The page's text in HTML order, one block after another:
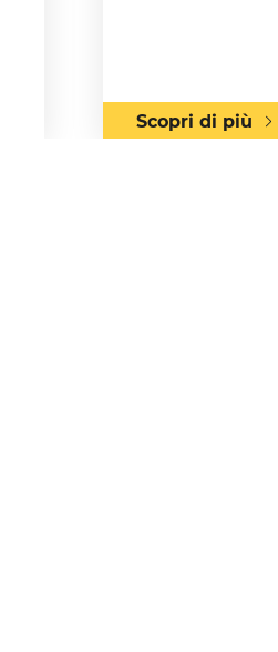
Scopri di più